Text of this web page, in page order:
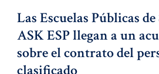
Las Escuelas Públicas
ASK ESP llegan a un
sobre el contrato del
clasificado